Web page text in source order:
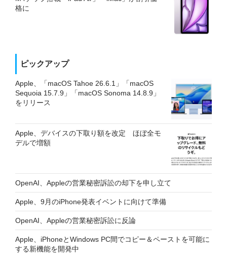
格に
ピックアップ
Apple、「macOS Tahoe 26.6.1」「macOS
Sequoia 15.7.9」「macOS Sonoma 14.8.9」
をリリース
Apple、デバイスの下取り額を改定 ほぼ全モ
デルで増額
OpenAI、Appleの営業秘密訴訟の却下を申し立て
Apple、9月のiPhone発表イベントに向けて準備
OpenAI、Appleの営業秘密訴訟に反論
Apple、iPhoneとWindows PC間でコピー＆ペーストを可能に
する新機能を開発中